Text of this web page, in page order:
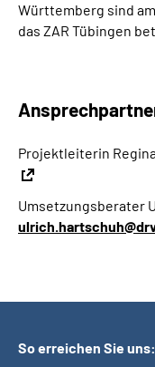
Württemberg sind
das ZAR Tübingen
Projektleiterin
Umsetzungsberater
So erreichen Sie uns: